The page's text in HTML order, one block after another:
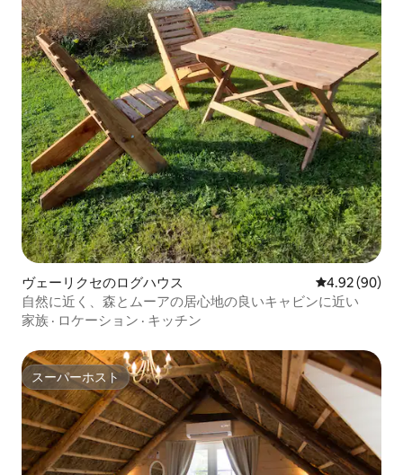
ヴェーリクセのログハウス レビュー90
4.92 (90)
自然に近く、森とムーアの居心地の良いキャビンに近い
家族 · ロケーション · キッチン
スーパーホスト
スーパーホスト